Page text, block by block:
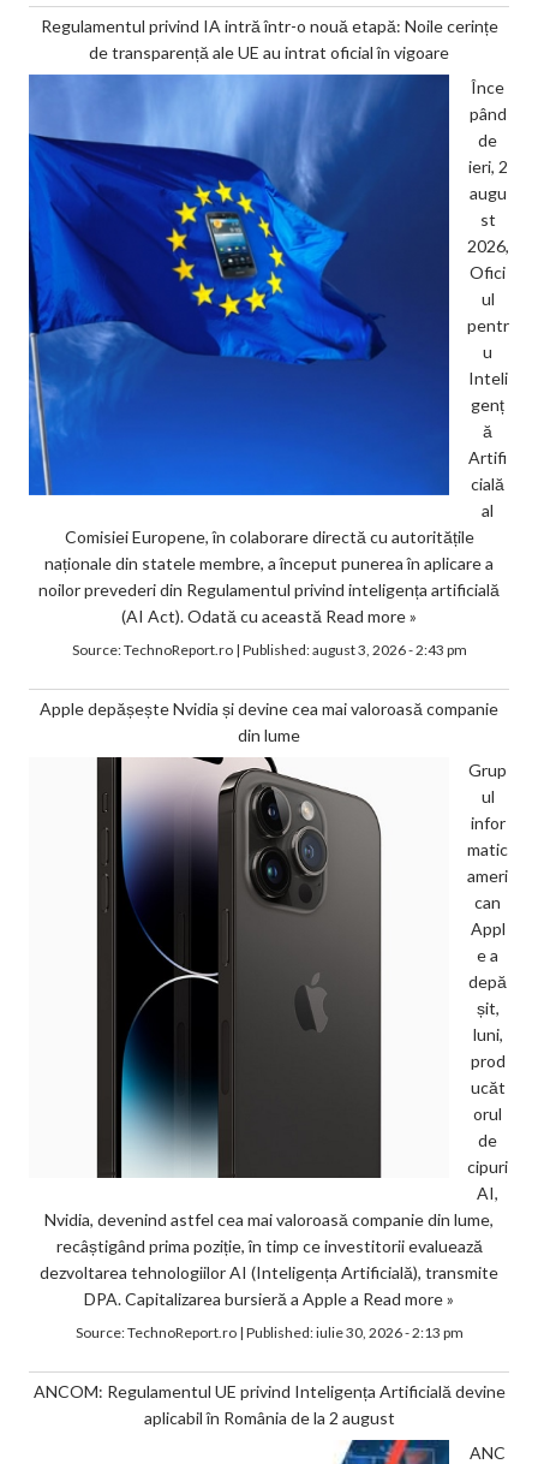
Regulamentul privind IA intră într-o nouă etapă: Noile cerințe
de transparență ale UE au intrat oficial în vigoare
Înce
pând
de
ieri, 2
augu
st
2026,
Ofici
ul
pentr
u
Inteli
genț
ă
Artifi
cială
al
Comisiei Europene, în colaborare directă cu autoritățile
naționale din statele membre, a început punerea în aplicare a
noilor prevederi din Regulamentul privind inteligența artificială
(AI Act). Odată cu această Read more »
Source:TechnoReport.ro| Published:august 3, 2026 - 2:43 pm
Apple depășește Nvidia și devine cea mai valoroasă companie
din lume
Grup
ul
infor
matic
ameri
can
Appl
e a
depă
șit,
luni,
prod
ucăt
orul
de
cipuri
AI,
Nvidia, devenind astfel cea mai valoroasă companie din lume,
recâștigând prima poziție, în timp ce investitorii evaluează
dezvoltarea tehnologiilor AI (Inteligența Artificială), transmite
DPA. Capitalizarea bursieră a Apple a Read more »
Source:TechnoReport.ro| Published:iulie 30, 2026 - 2:13 pm
ANCOM: Regulamentul UE privind Inteligența Artificială devine
aplicabil în România de la 2 august
ANC